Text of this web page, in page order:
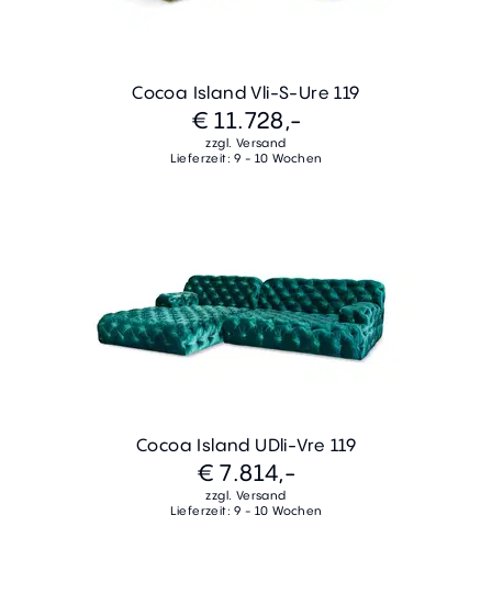
Cocoa Island Vli-S-Ure 119
€ 11.728,-
zzgl. Versand
Lieferzeit: 9 - 10 Wochen
Cocoa Island UDli-Vre 119
€ 7.814,-
zzgl. Versand
Lieferzeit: 9 - 10 Wochen